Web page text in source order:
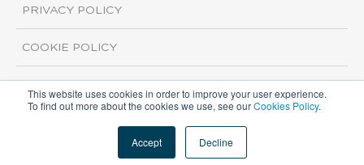
This website uses cookies in order to improve your user experience.
To find out more about the cookies we use, see ourCookies Policy.
Accept Decline
PRIVACY POLICY
COOKIE POLICY
Copyright ©2026 ISI Markets. All rights reserved.